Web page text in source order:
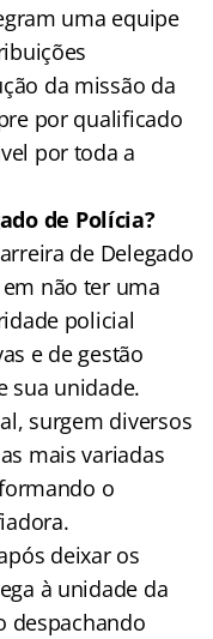
uma equipe
da missão da
por qualificado
por toda a
de Polícia?
de Delegado
não ter uma
policial
e de gestão
sua unidade.
surgem diversos
mais variadas
o
deixar os
à unidade da
despachando